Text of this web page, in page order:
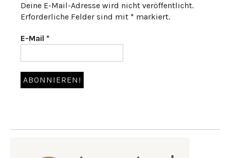
Deine E-Mail-Adresse wird nicht veröffentlicht.
Erforderliche Felder sind mit * markiert.
E-Mail *